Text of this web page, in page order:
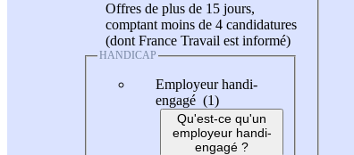
Offres de plus de 15 jours,
comptant moins de 4 candidatures
(dont France Travail est informé)
HANDICAP
Employeur handi-
engagé (1)
Qu'est-ce qu'un
employeur handi-
engagé ?